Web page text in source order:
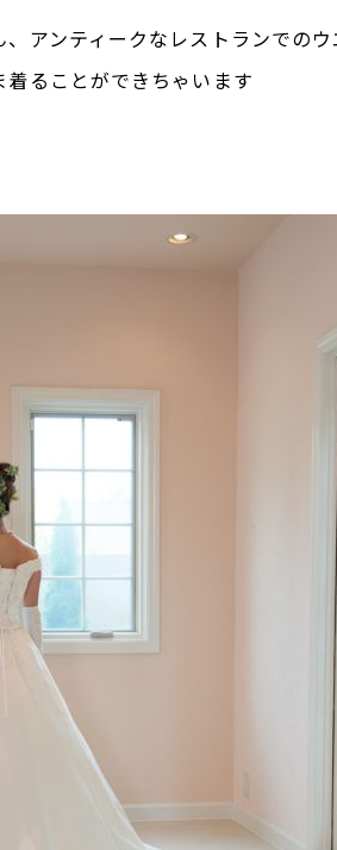
アンティークなレストランでの
ることができちゃいます